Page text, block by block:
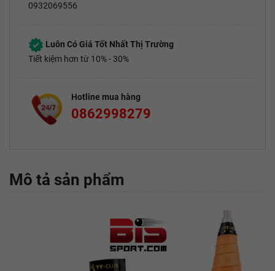
0932069556
Luôn Có Giá Tốt Nhất Thị Trường
Tiết kiệm hơn từ 10% - 30%
Hotline mua hàng
0862998279
Mô tả sản phẩm